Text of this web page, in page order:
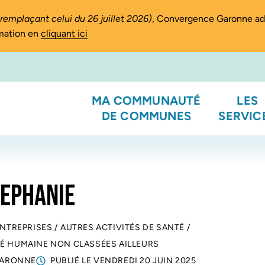
celui du 26 juillet 2026), Convergence Garonne
en cliquant ici
MA COMMUNAUTÉ
DE COMMUNES
LES
/ AUTRES ACTIVITÉS DE SANTÉ /
HUMAINE NON CLASSÉES AILLEURS
PUBLIÉ LE VENDREDI 20 JUIN 2025